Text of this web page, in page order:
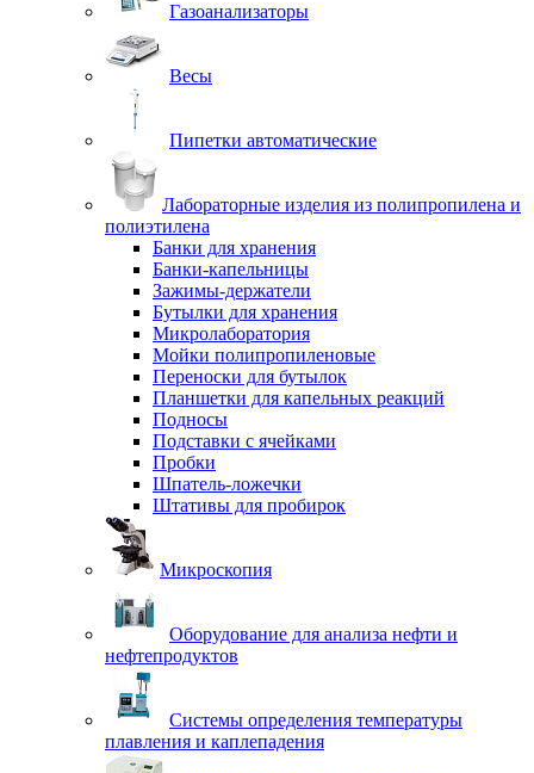
Газоанализаторы
Весы
Пипетки автоматические
Лабораторные изделия из полипропилена и
полиэтилена
Банки для хранения
Банки-капельницы
Зажимы-держатели
Бутылки для хранения
Микролаборатория
Мойки полипропиленовые
Переноски для бутылок
Планшетки для капельных реакций
Подносы
Подставки с ячейками
Пробки
Шпатель-ложечки
Штативы для пробирок
Микроскопия
Оборудование для анализа нефти и
нефтепродуктов
Системы определения температуры
плавления и каплепадения